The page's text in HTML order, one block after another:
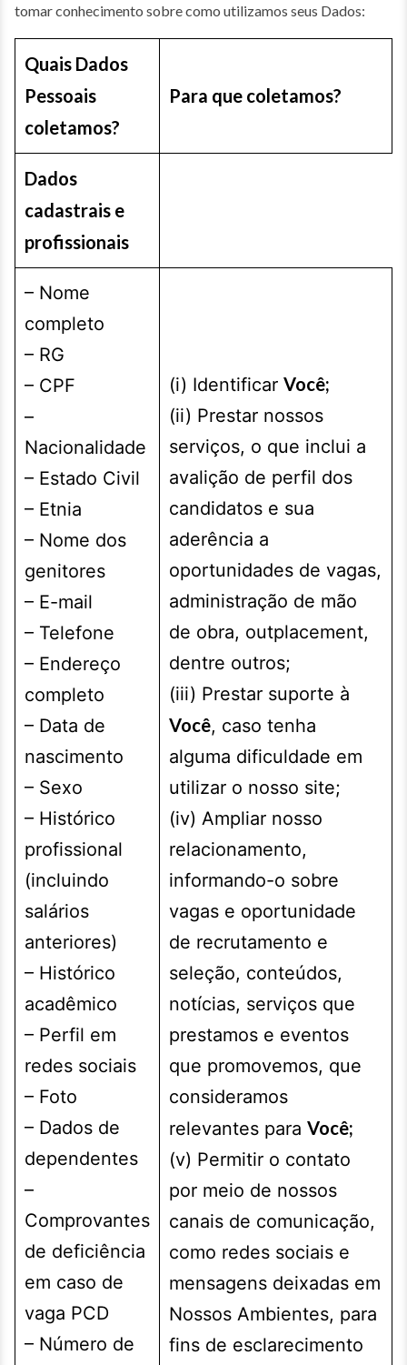
tomar conhecimento sobre como utilizamos seus Dados:
Quais Dados
Pessoais
coletamos?
Para que coletamos?
Dados
cadastrais e
profissionais
– Nome
completo
– RG
– CPF
–
Nacionalidade
– Estado Civil
– Etnia
– Nome dos
genitores
– E-mail
– Telefone
– Endereço
completo
– Data de
nascimento
– Sexo
– Histórico
profissional
(incluindo
salários
anteriores)
– Histórico
acadêmico
– Perfil em
redes sociais
– Foto
– Dados de
dependentes
–
Comprovantes
de deficiência
em caso de
vaga PCD
– Número de
(i) Identificar Você;
(ii) Prestar nossos
serviços, o que inclui a
avalição de perfil dos
candidatos e sua
aderência a
oportunidades de vagas,
administração de mão
de obra, outplacement,
dentre outros;
(iii) Prestar suporte à
Você, caso tenha
alguma dificuldade em
utilizar o nosso site;
(iv) Ampliar nosso
relacionamento,
informando-o sobre
vagas e oportunidade
de recrutamento e
seleção, conteúdos,
notícias, serviços que
prestamos e eventos
que promovemos, que
consideramos
relevantes para Você;
(v) Permitir o contato
por meio de nossos
canais de comunicação,
como redes sociais e
mensagens deixadas em
Nossos Ambientes, para
fins de esclarecimento